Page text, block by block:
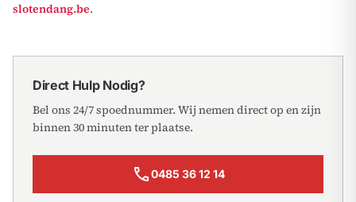
slotendang.be.
Direct Hulp Nodig?
Bel ons 24/7 spoednummer. Wij nemen direct op en zijn
binnen 30 minuten ter plaatse.
call0485 36 12 14